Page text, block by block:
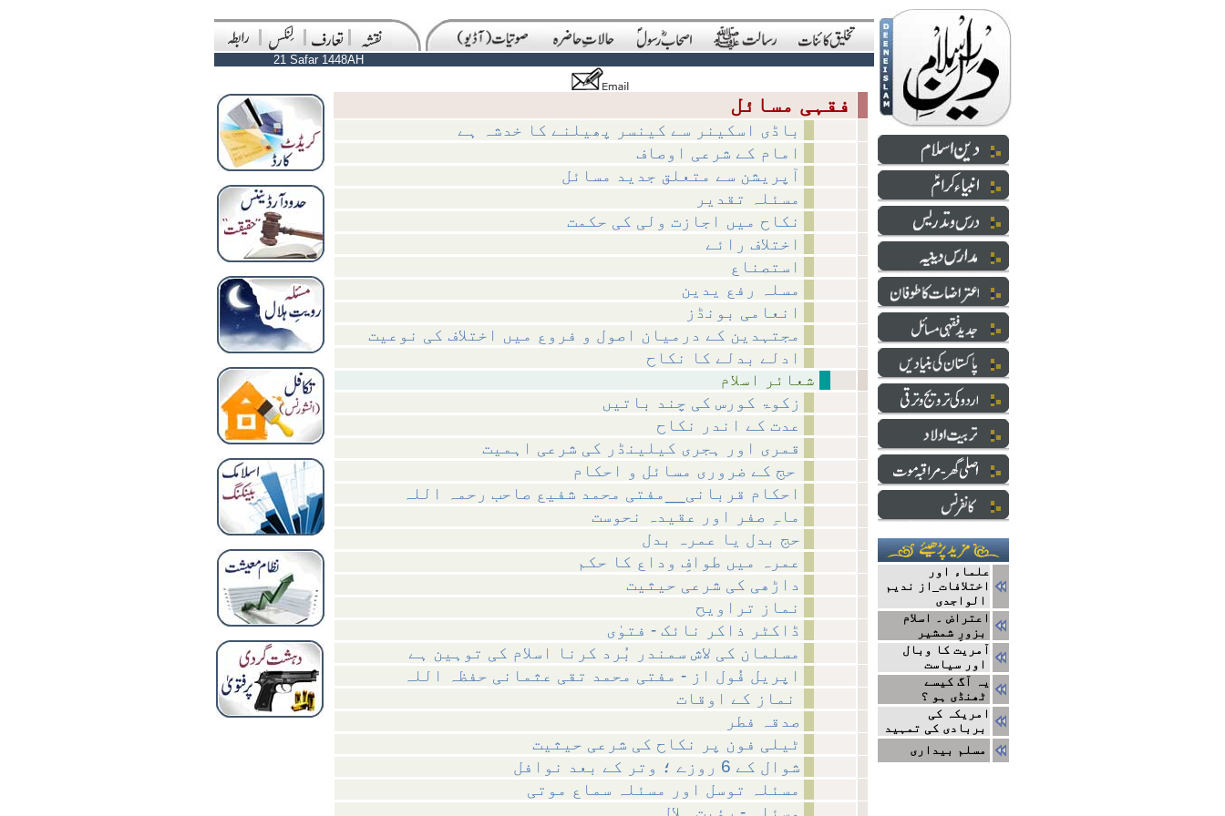
21 Safar 1448AH
باڈی اسکینر سے کینسر پھیلنے کا خدشہ ہے
امام کے شرعی اوصاف
آپریشن سے متعلق جدید مسائل
مسئلہ تقدیر
نکاح میں اجازت ولی کی حکمت
اختلاف رائے
استصناع
مسلہ رفع یدین
انعامی بونڈز
مجتہدین کے درمیان اصول و فروع میں اختلاف کی نوعیت
ادلے بدلے کا نکاح
زکوۃ کورس کی چند باتیں
عدت کے اندر نکاح
قمری اور ہجری کیلینڈر کی شرعی اہمیت
احکام قربانی__مفتی محمد شفیع صاحب رحمہ اللہ
ماہِ صفر اور عقیدہ نحوست
حج بدل یا عمرہ بدل
عمرہ میں طوافِ وداع کا حکم
داڑھی کی شرعی حیثیت
نماز تراویح
ڈاکٹر ذاکر نائک - فتوٰی
مسلمان کی لاش سمندر بُرد کرنا اسلام کی توہین ہے
اپریل فُول از - مفتی محمد تقی عثمانی حفظہ اللہ
صدقہ فطر
ٹیلی فون پر نکاح کی شرعی حیثیت
شوال کے 6 روزے ؛ وتر کے بعد نوافل
مسئلہ توسل اور مسئلہ سماع موتی
مسئلہ - رؤیت ہلال
علماء اور
اختلافات_از ندیم
الواجدی
اعتراض ۔ اسلام
بزورِ شمشیر
آمریت کا وبال
اور سیاست
یہ آگ کیسے
ٹھنڈی ہو ؟
امریکہ کی
بربادی کی تمہید
مسلم بیداری